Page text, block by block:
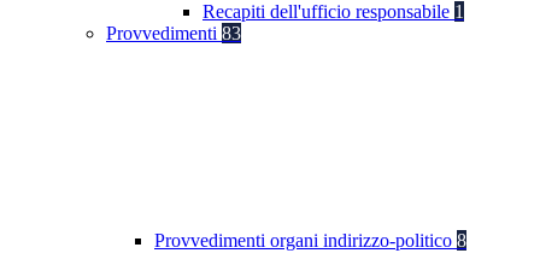
Recapiti dell'ufficio responsabile 1
Provvedimenti 83
Provvedimenti organi indirizzo-politico 8